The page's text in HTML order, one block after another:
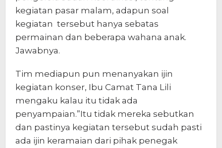
kegiatan pasar malam, adapun soal
kegiatan tersebut hanya sebatas
permainan dan beberapa wahana anak.
Jawabnya.
Tim mediapun pun menanyakan ijin
kegiatan konser, Ibu Camat Tana Lili
mengaku kalau itu tidak ada
penyampaian.”Itu tidak mereka sebutkan
dan pastinya kegiatan tersebut sudah pasti
ada ijin keramaian dari pihak penegak